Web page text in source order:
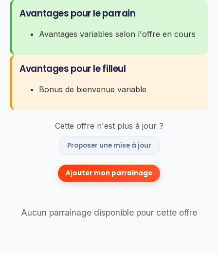
Avantages pour le parrain
Avantages variables selon l'offre en cours
Avantages pour le filleul
Bonus de bienvenue variable
Cette offre n'est plus à jour ?
Proposer une mise à jour
Ajouter mon parrainage
Aucun parrainage disponible pour cette offre